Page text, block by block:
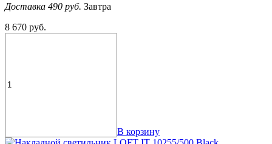
Доставка 490 руб. Завтра
8 670 руб.
В корзину